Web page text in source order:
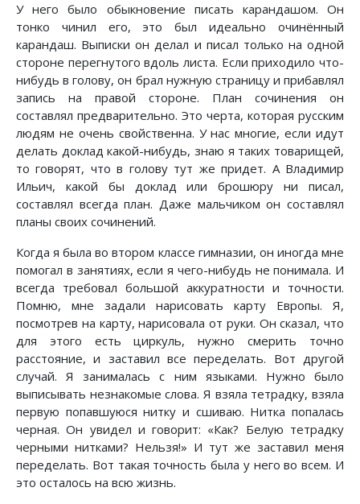
У него было обыкновение писать карандашом. Он
тонко чинил его, это был идеально очинённый
карандаш. Выписки он делал и писал только на одной
стороне перегнутого вдоль листа. Если приходило что-
нибудь в голову, он брал нужную страницу и прибавлял
запись на правой стороне. План сочинения он
составлял предварительно. Это черта, которая русским
людям не очень свойственна. У нас многие, если идут
делать доклад какой-нибудь, знаю я таких товарищей,
то говорят, что в голову тут же придет. А Владимир
Ильич, какой бы доклад или брошюру ни писал,
составлял всегда план. Даже мальчиком он составлял
планы своих сочинений.
Когда я была во втором классе гимназии, он иногда мне
помогал в занятиях, если я чего-нибудь не понимала. И
всегда требовал большой аккуратности и точности.
Помню, мне задали нарисовать карту Европы. Я,
посмотрев на карту, нарисовала от руки. Он сказал, что
для этого есть циркуль, нужно смерить точно
расстояние, и заставил все переделать. Вот другой
случай. Я занималась с ним языками. Нужно было
выписывать незнакомые слова. Я взяла тетрадку, взяла
первую попавшуюся нитку и сшиваю. Нитка попалась
черная. Он увидел и говорит: «Как? Белую тетрадку
черными нитками? Нельзя!» И тут же заставил меня
переделать. Вот такая точность была у него во всем. И
это осталось на всю жизнь.